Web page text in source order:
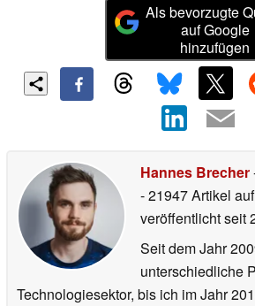
Als bevorzugte
auf Google
hinzufügen
Hannes Brecher
- 21947 Artikel
veröffentlichtseit
Seit dem Jahr
unterschiedliche
Technologiesektor, bis ich im Jahr